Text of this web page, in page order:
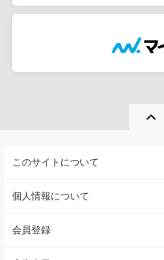
このサイトについて
個人情報について
会員登録